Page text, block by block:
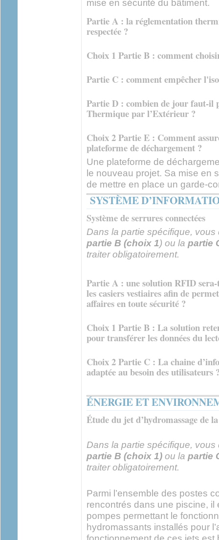
mise en sécurité du bâtiment.
Partie A : la réglementation
respectée ?
Choix 1 Partie B : comment
Partie C : comment empêcher
Partie D : combien de jour faut-il
Thermique par l’Extérieur ?
Choix 2 Partie E : Comment
plateforme de déchargement ?
Une plateforme de
le nouveau projet. Sa mise en
de mettre en place un garde-
SYSTÈME
Système de serrures connectées
Dans la partie spécifique,
partie B (choix 1) ou la partie
traiter obligatoirement.
Partie A : une solution RFID
les casiers vestiaires afin de
affaires en toute sécurité ?
Choix 1 Partie B : La solution
pour transférer les données du
Choix 2 Partie C : La chaine
adaptée au besoin des utilisateurs
ÉNERGIE ET
Étude du jet d’hydromassage de
Dans la partie spécifique,
partie B (choix 1) ou la partie
traiter obligatoirement.
Parmi l’ensemble des postes
rencontrés dans une piscine, il
pompes permettant le
hydromassants installés pour